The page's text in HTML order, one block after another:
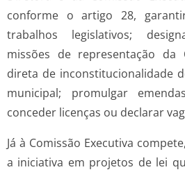
conforme o artigo 28,
trabalhos legislativos;
missões de representação da
direta de inconstitucionalidade
municipal; promulgar
conceder licenças ou declarar
Já à Comissão Executiva
a iniciativa em projetos de lei